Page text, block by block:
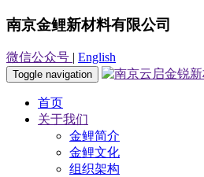
南京金鲤新材料有限公司
微信公众号 | English
Toggle navigation
首页
关于我们
金鲤简介
金鲤文化
组织架构